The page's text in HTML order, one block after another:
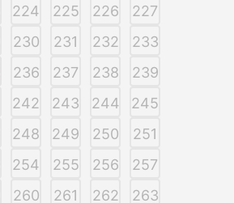
224 225 226
227
230 231 232
233
236 237 238
239
242 243 244
245
248 249 250
251
254 255 256
257
260 261 262
263